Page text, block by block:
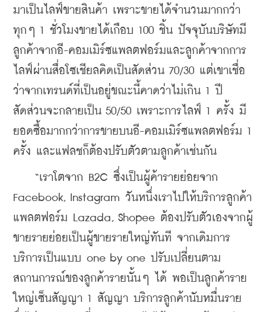
มาเป็นไลฟ์ขายสินค้า เพราะขายได้จำนวนมากกว่า
ทุกๆ 1 ชั่วโมงขายได้เกือบ 100 ชิ้น ปัจจุบันบริษัทมี
ลูกค้าจากอี-คอมเมิร์ซแพลตฟอร์มและลูกค้าจากการ
ไลฟ์ผ่านสื่อโซเชียลคิดเป็นสัดส่วน 70/30 แต่เขาเชื่อ
ว่าจากเทรนด์ที่เป็นอยู่ขณะนี้คาดว่าไม่เกิน 1 ปี
สัดส่วนจะกลายเป็น 50/50 เพราะการไลฟ์ 1 ครั้ง มี
ยอดซื้อมากกว่าการขายบนอี-คอมเมิร์ซแพลตฟอร์ม 1
ครั้ง และแฟลชก็ต้องปรับตัวตามลูกค้าเช่นกัน
“เราโตจาก B2C ซึ่งเป็นผู้ค้ารายย่อยจาก
Facebook, Instagram วันหนึ่งเราไปให้บริการลูกค้า
แพลตฟอร์ม Lazada, Shopee ต้องปรับตัวเองจากผู้
ขายรายย่อยเป็นผู้ขายรายใหญ่ทันที จากเดิมการ
บริการเป็นแบบ one by one ปรับเปลี่ยนตาม
สถานการณ์ของลูกค้ารายนั้นๆ ได้ พอเป็นลูกค้าราย
ใหญ่เซ็นสัญญา 1 สัญญา บริการลูกค้านับหมื่นราย